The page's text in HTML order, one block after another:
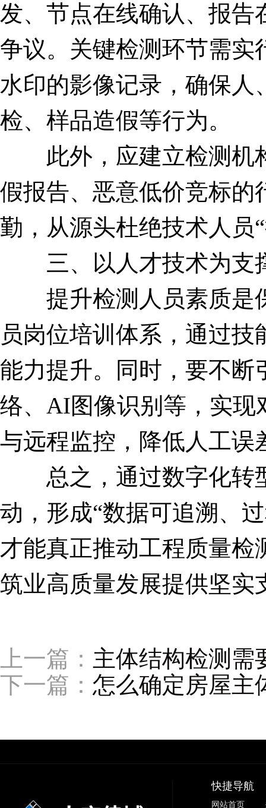
发、节点在线确认、报告
争议。关键检测环节需实
水印的影像记录，确保人
检、样品造假等行为。
此外，应建立检测机构
假报告、恶意低价竞标的
勤，从源头杜绝技术人员
三、以人才技术为支
提升检测人员素质是
员岗位培训体系，通过
能力提升。同时，要不断
络、AI图像识别等，实现
与远程监控，降低人工误
总之，通过数字化转
动，形成“数据可追溯、
才能真正推动工程质量
筑业高质量发展提供坚实
上一篇： 主体结构检测需
下一篇： 怎么确定房屋主
快捷导航
网站首页